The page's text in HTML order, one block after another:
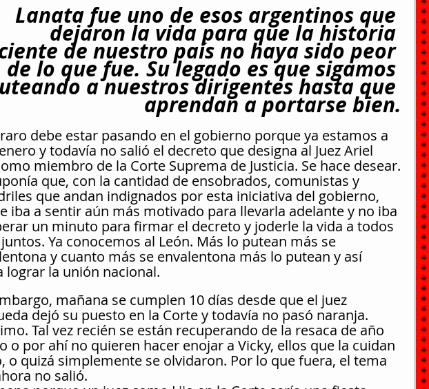
Lanata fue uno de esos argentinos que
dejaron la vida para que la historia
de nuestro país no haya sido peor
de lo que fue. Su legado es que sigamos
a nuestros dirigentes hasta que
aprendan a portarse bien.
debe estar pasando en el gobierno porque ya estamos a
y todavía no salió el decreto que designa al Juez Ariel
miembro de la Corte Suprema de Justicia. Se hace desear.
que, con la cantidad de ensobrados, comunistas y
que andan indignados por esta iniciativa del gobierno,
iba a sentir aún más motivado para llevarla adelante y no iba
un minuto para firmar el decreto y joderle la vida a todos
Ya conocemos al León. Más lo putean más se
y cuanto más se envalentona más lo putean y así
lograr la unión nacional.
mañana se cumplen 10 días desde que el juez
dejó su puesto en la Corte y todavía no pasó naranja.
Tal vez recién se están recuperando de la resaca de año
o por ahí no quieren hacer enojar a Vicky, ellos que la cuidan
o quizá simplemente se olvidaron. Por lo que fuera, el tema
no salió.